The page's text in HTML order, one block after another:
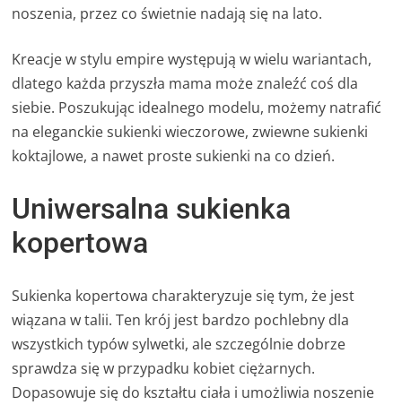
noszenia, przez co świetnie nadają się na lato.
Kreacje w stylu empire występują w wielu wariantach,
dlatego każda przyszła mama może znaleźć coś dla
siebie. Poszukując idealnego modelu, możemy natrafić
na eleganckie sukienki wieczorowe, zwiewne sukienki
koktajlowe, a nawet proste sukienki na co dzień.
Uniwersalna sukienka
kopertowa
Sukienka kopertowa charakteryzuje się tym, że jest
wiązana w talii. Ten krój jest bardzo pochlebny dla
wszystkich typów sylwetki, ale szczególnie dobrze
sprawdza się w przypadku kobiet ciężarnych.
Dopasowuje się do kształtu ciała i umożliwia noszenie